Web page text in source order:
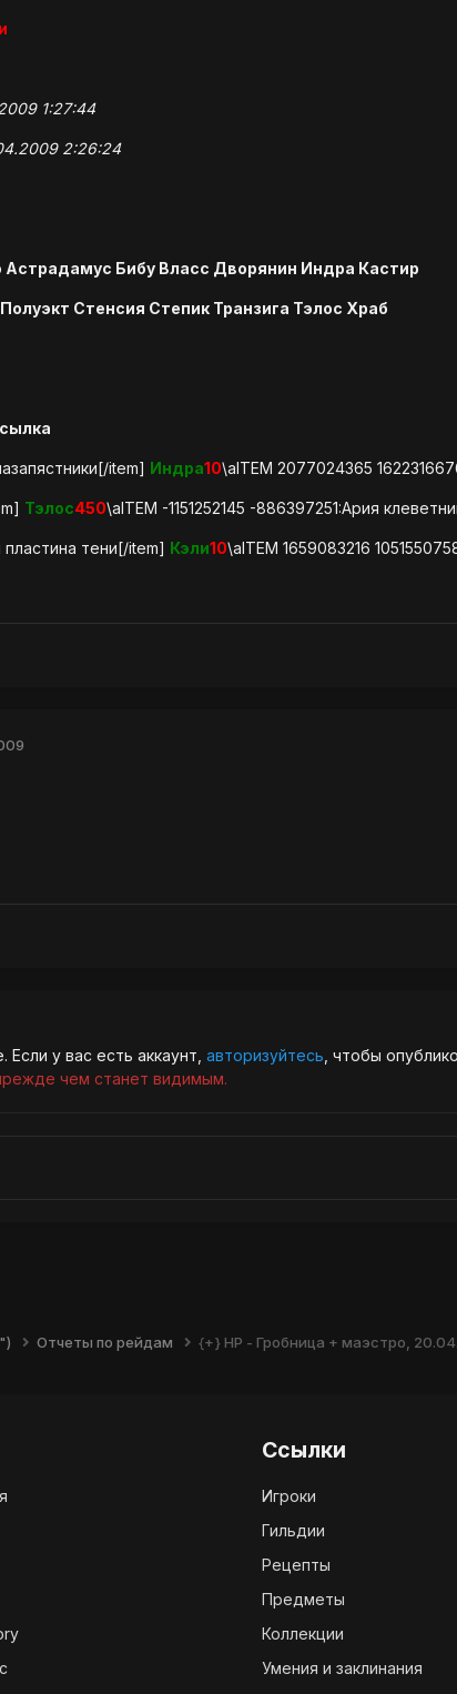
1:27:44
2:26:24
Астрадамус Бибу Власс Дворянин Индра Кастир
Стенсия Степик Транзига Тэлос Храб
item] Индра10\aITEM 2077024365
Тэлос450\aITEM -1151252145 -886397251:Ария
тени[/item] Кэли10\aITEM 1659083216
у вас есть аккаунт, авторизуйтесь , чтобы
чем станет видимым.
Отчеты по рейдам {+} НР - Гробница + маэстро,
Ссылки
Игроки
Гильдии
Рецепты
Предметы
Коллекции
Умения и заклинания